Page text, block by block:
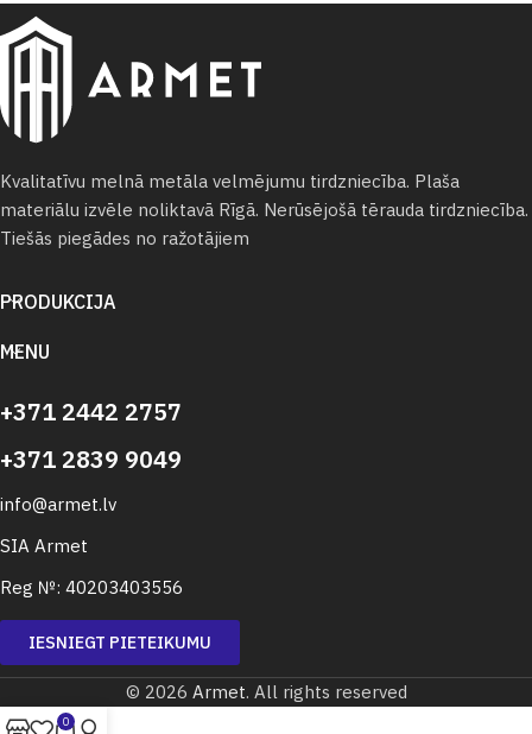
Kvalitatīvu melnā metāla velmējumu tirdzniecība. Plaša
materiālu izvēle noliktavā Rīgā. Nerūsējošā tērauda tirdzniecība.
Tiešās piegādes no ražotājiem
PRODUKCIJA
MENU
+371 2442 2757
+371 2839 9049
info@armet.lv
SIA Armet
Reg №: 40203403556
IESNIEGT PIETEIKUMU
© 2026 Armet. All rights reserved
0